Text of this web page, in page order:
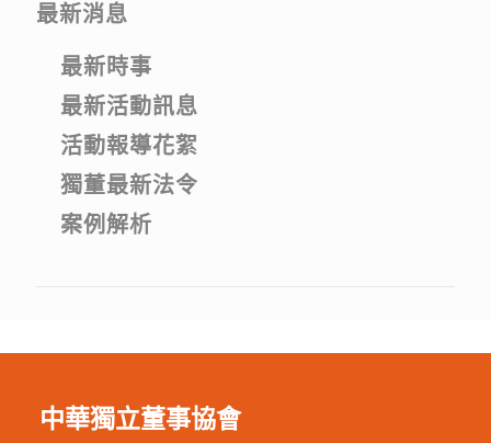
最新消息
最新時事
最新活動訊息
活動報導花絮
獨董最新法令
案例解析
中華獨立董事協會